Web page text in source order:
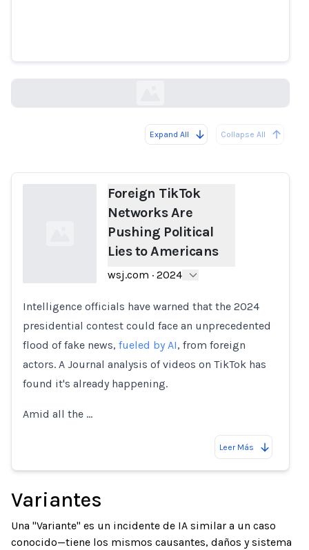
Expand All Collapse All
Loading...
Foreign TikTok
Networks Are
Pushing Political
Lies to Americans
wsj.com · 2024
Intelligence officials have warned that the 2024
presidential contest could face an unprecedented
flood of fake news, fueled by AI, from foreign
actors. A Journal analysis of videos on TikTok has
found it's already happening.
Amid all the …
Leer Más
Variantes
Una "Variante" es un incidente de IA similar a un caso
conocido—tiene los mismos causantes, daños y sistema